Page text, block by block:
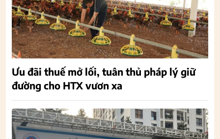
Ưu đãi thuế mở lối, tuân thủ pháp lý giữ
đường cho HTX vươn xa